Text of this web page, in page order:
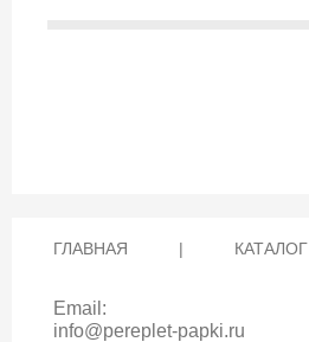
ГЛАВНАЯ | КАТАЛОГ
Email:
info@pereplet-papki.ru